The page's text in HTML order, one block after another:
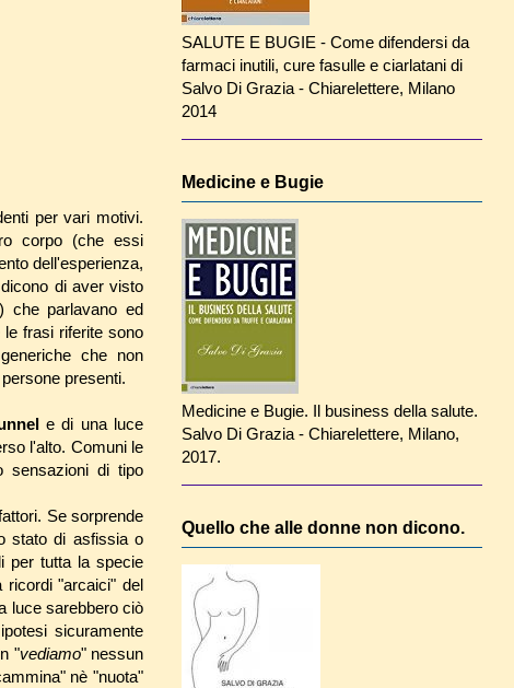
per vari motivi.
corpo (che essi
dell'esperienza,
di aver visto
che parlavano ed
frasi riferite sono
che non
presenti.
e di una luce
l'alto. Comuni le
sensazioni di tipo
Se sorprende
stato di asfissia o
per tutta la specie
ricordi "arcaici" del
luce sarebbero ciò
sicuramente
"vediamo" nessun
nè "nuota"
SALUTE E BUGIE - Come difendersi da
farmaci inutili, cure fasulle e ciarlatani di
Salvo Di Grazia - Chiarelettere, Milano
2014
Medicine e Bugie
Medicine e Bugie. Il business della salute.
Salvo Di Grazia - Chiarelettere, Milano,
2017.
Quello che alle donne non dicono.